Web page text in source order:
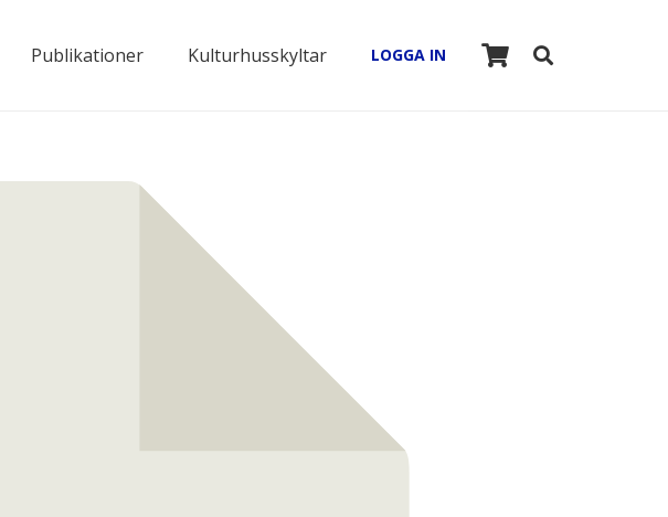
Publikationer Kulturhusskyltar LOGGA IN